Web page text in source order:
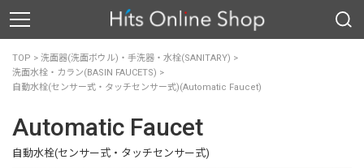
TOP > 洗面器(洗面ボウル)・手洗器・水栓(SANITARY) >
洗面水栓・カラン(BASIN FAUCETS) >
自動水栓(センサー式・タッチセンサー式)(Automatic Faucet)
Automatic Faucet
自動水栓(センサー式・タッチセンサー式)